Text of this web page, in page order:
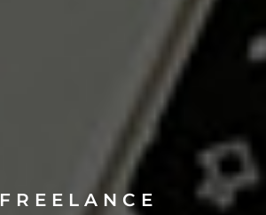
FREELANCE